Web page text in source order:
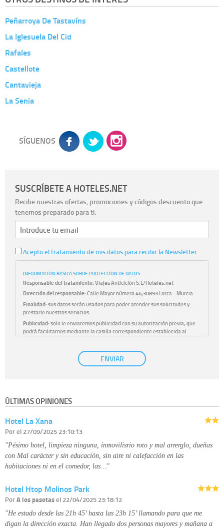
Peñarroya De Tastavíns
La Iglesuela Del Cid
Rafales
Castellote
Cantavieja
La Senia
SÍGUENOS
SUSCRÍBETE A HOTELES.NET
Recibe nuestras ofertas, promociones y códigos descuento que
tenemos preparado para ti.
Acepto el tratamiento de mis datos para recibir la Newsletter
INFORMACIÓN BÁSICA SOBRE PROTECCIÓN DE DATOS
Responsable del tratamiento:Viajes Anticiclón S.L/Hoteles.net
Dirección del responsable:Calle Mayor número 46,30893 Lorca - Murcia
Finalidad:sus datos serán usados para poder atender sus solicitudes y
prestarle nuestros servicios.
Publicidad:solo le enviaremos publicidad con su autorización previa, que
podrá facilitarnos mediante la casilla correspondiente establecida al
efecto.
únicamente trataremos sus datos con su consentimiento
previo, que podrá facilitarnos mediante la casilla correspondiente
Derechos:tiene derecho a saber qué información tenemos sobre usted,
disponible en nuestra página web.
Información complementaria:
ENVIAR
ÚLTIMAS OPINIONES
Hotel La Xana
Porel 27/09/2025 23:10:13
"Pésimo hotel, limpieza ninguna, inmovilisrio roto y mal arrerglo, dueñas
con Mal carácter y sin educación, sin aire ni calefacción en las
habitaciones ni en el comedor, las…"
Hotel Htop Molinos Park
PorA los pasotasel 22/04/2025 23:18:12
"He estado desde las 21h 45’ hasta las 23h 15’ llamando para que me
digan la dirección exacta. Han llegado dos personas mayores y mañana a